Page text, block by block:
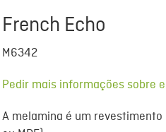
French Echo
M6342
Pedir mais informações sobre
A melamina é um